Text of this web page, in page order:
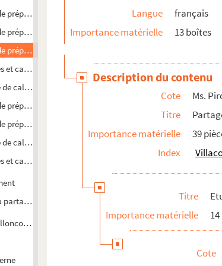
préparatoire d’une partie de carte avec mesures
préparatoire d’une partie de carte avec mesures
préparatoire d’une partie de carte avec mesures
et calculs
calculs
préparatoire d’une partie de carte
préparatoire d’une partie de carte
calculs
et calculs
des pâquis de Vilacourt
Langue
français
Importance matérielle
13 boîtes
Description du contenu
Cote
Ms.
Titre
Importance matérielle
39
Index
Titre
Importance matérielle
Cote